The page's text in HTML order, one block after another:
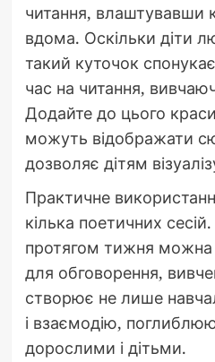
читання, влаштувавши
вдома. Оскільки діти
такий куточок
час на читання,
Додайте до цього
можуть відображати
дозволяє дітям
Практичне
кілька поетичних
протягом тижня можна
для обговорення,
створює не лише
і взаємодію,
дорослими і дітьми.